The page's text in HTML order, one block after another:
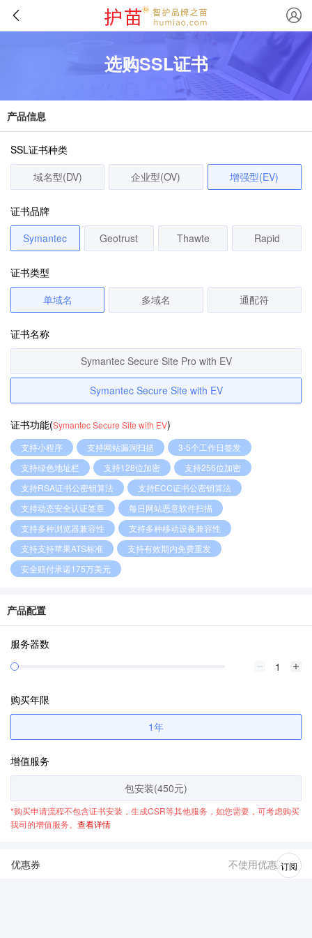
选购SSL证书
产品信息
SSL证书种类
域名型(DV)
企业型(OV) 增强型(EV)
证书品牌
Symantec
Geotrust Thawte Rapid
证书类型
单域名
多域名 通配符
证书名称
Symantec Secure Site Pro with EV
Symantec Secure Site with EV
证书功能(Symantec Secure Site with EV)
支持小程序 支持网站漏洞扫描
3-5个工作日签发
支持绿色地址栏
支持128位加密
支持256位加密
支持RSA证书公密钥算法
支持ECC证书公密钥算法
支持动态安全认证签章
每日网站恶意软件扫描
支持多种浏览器兼容性
支持多种移动设备兼容性
支持支持苹果ATS标准
支持有效期内免费重发
安全赔付承诺175万美元
产品配置
服务器数
购买年限
1年
增值服务
包安装(450元)
*购买申请流程不包含证书安装，生成CSR等其他服务，如您需要，可考虑购买
我司的增值服务。 查看详情
优惠券 不使用优惠券订阅